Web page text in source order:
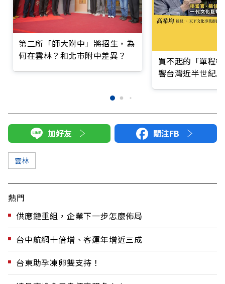
第二所「師大附中」將招生，為
何在雲林？和北市附中差異？
買不起的「單程
響台灣近半世紀
加好友 關注FB
雲林
熱門
供應鏈重組，企業下一步怎麼佈局
台中航網十倍增、客運年增近三成
台東助孕凍卵雙支持！